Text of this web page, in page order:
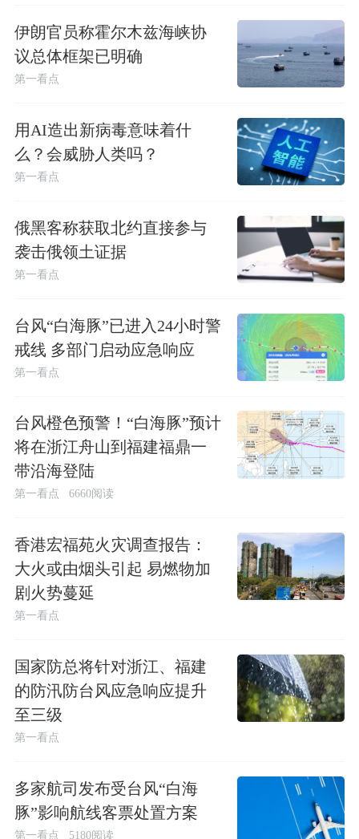
伊朗官员称霍尔木兹海峡协
议总体框架已明确
第一看点
用AI造出新病毒意味着什
么？会威胁人类吗？
第一看点
俄黑客称获取北约直接参与
袭击俄领土证据
第一看点
台风“白海豚”已进入24小时警
戒线 多部门启动应急响应
第一看点
台风橙色预警！“白海豚”预计
将在浙江舟山到福建福鼎一
带沿海登陆
第一看点 6660阅读
香港宏福苑火灾调查报告：
大火或由烟头引起 易燃物加
剧火势蔓延
第一看点
国家防总将针对浙江、福建
的防汛防台风应急响应提升
至三级
第一看点
多家航司发布受台风“白海
豚”影响航线客票处置方案
第一看点 5180阅读